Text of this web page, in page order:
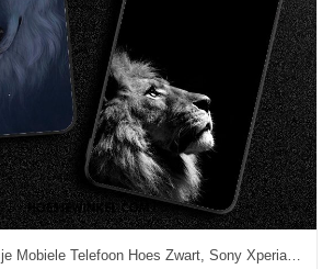
Sony Xperia 5 Hoesje Mobiele Telefoon Hoes Zwart, Sony Xperia 5 Hoesje Trendy Merk Bescherming